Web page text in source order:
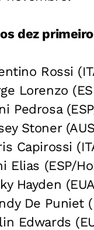
dez
Rossi
Lorenzo
Pedrosa
Stoner
Capirossi
Elias (ESP/
Hayden
De Puniet
Edwards